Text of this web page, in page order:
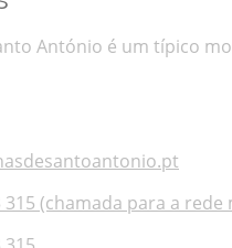
António é um típico
315 (chamada para a